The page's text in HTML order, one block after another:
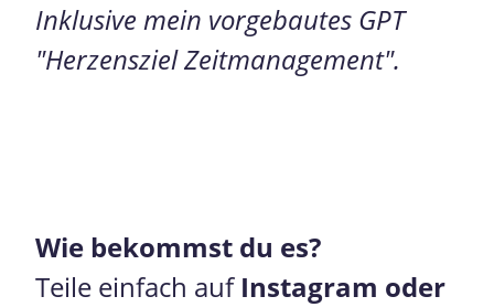
Inklusive mein vorgebautes GPT
"Herzensziel Zeitmanagement".
Wie bekommst du es?
Teile einfach auf Instagram oder